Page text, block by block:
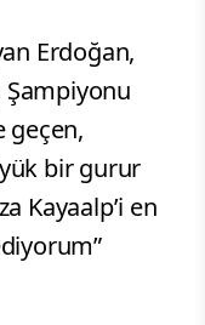
Erdoğan,
Şampiyonu
geçen,
bir gurur
Kayaalp’i en